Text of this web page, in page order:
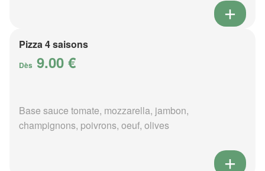
Pizza 4 saisons
Dès 9.00 €
Base sauce tomate, mozzarella, jambon,
champignons, poivrons, oeuf, olives